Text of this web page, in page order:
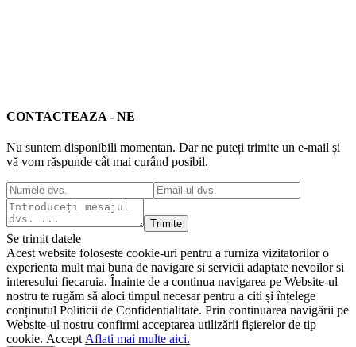
CONTACTEAZA - NE
Nu suntem disponibili momentan. Dar ne puteți trimite un e-mail și
vă vom răspunde cât mai curând posibil.
Trimite
Se trimit datele
Acest website foloseste cookie-uri pentru a furniza vizitatorilor o
experienta mult mai buna de navigare si servicii adaptate nevoilor si
interesului fiecaruia. Înainte de a continua navigarea pe Website-ul
nostru te rugăm să aloci timpul necesar pentru a citi și înțelege
conținutul Politicii de Confidentialitate. Prin continuarea navigării pe
Website-ul nostru confirmi acceptarea utilizării fişierelor de tip
cookie. Accept Aflati mai multe aici.